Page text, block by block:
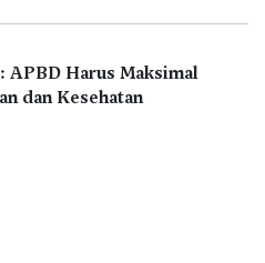
APBD Harus Maksimal
dan Kesehatan